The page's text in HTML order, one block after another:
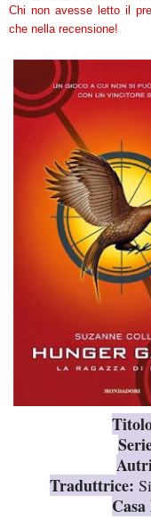
Chi non avesse letto il
che nella recensione!
Aut
Traduttrice: